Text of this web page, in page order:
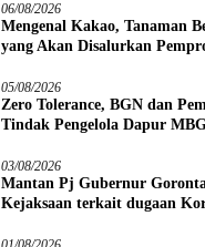
06/08/2026
Mengenal Kakao, Tanaman
yang Akan Disalurkan
05/08/2026
Zero Tolerance, BGN dan
Tindak Pengelola Dapur
03/08/2026
Mantan Pj Gubernur
Kejaksaan terkait dugaan